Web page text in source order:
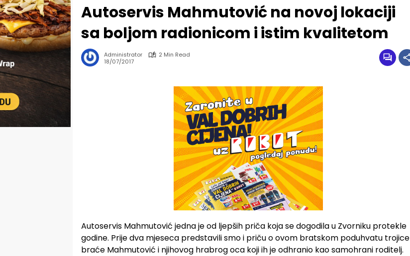
Autoservis Mahmutović na novoj lokaciji
sa boljom radionicom i istim kvalitetom
Administrator
2 Min Read
18/07/2017
Autoservis Mahmutović jedna je od ljepših priča koja se dogodila u Zvorniku protekle
godine. Prije dva mjeseca predstavili smo i priču o ovom bratskom poduhvatu trojice
braće Mahmutović i njihovog hrabrog oca koji ih je odhranio kao samohrani roditelj.